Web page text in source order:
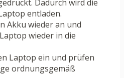
Dadurch wird die
entladen.
Akku wieder an und
wieder in die
Laptop ein und prüfen
ordnungsgemäß